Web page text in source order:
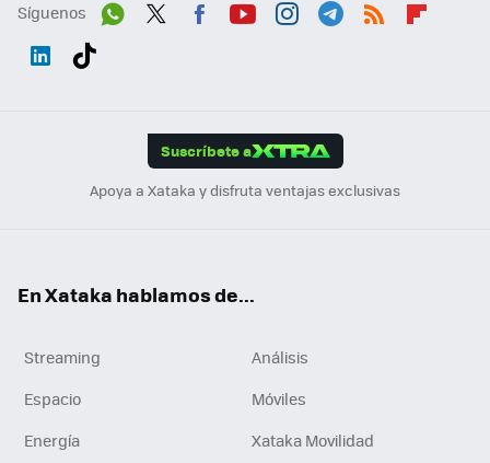
Síguenos
Suscríbete a
Apoya a Xataka y disfruta ventajas exclusivas
En Xataka hablamos de...
Streaming
Análisis
Espacio
Móviles
Energía
Xataka Movilidad